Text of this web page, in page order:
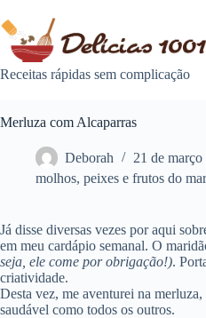
para
conteúdo
Receitas rápidas sem complicação
Merluza com Alcaparras
Deborah
21 de março
molhos, peixes e frutos do mar
Já disse diversas vezes por aqui
em meu cardápio semanal. O
seja, ele come por obrigação!).
criatividade.
Desta vez, me aventurei na
saudável como todos os outros.